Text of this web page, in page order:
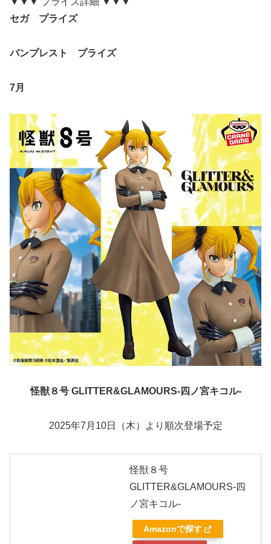
セガ プライズ
バンプレスト プライズ
7月
怪獣８号 GLITTER&GLAMOURS-四ノ宮キコル-
2025年7月10日（木）より順次登場予定
怪獣８号
GLITTER&GLAMOURS-四
ノ宮キコル-
Amazonで探す